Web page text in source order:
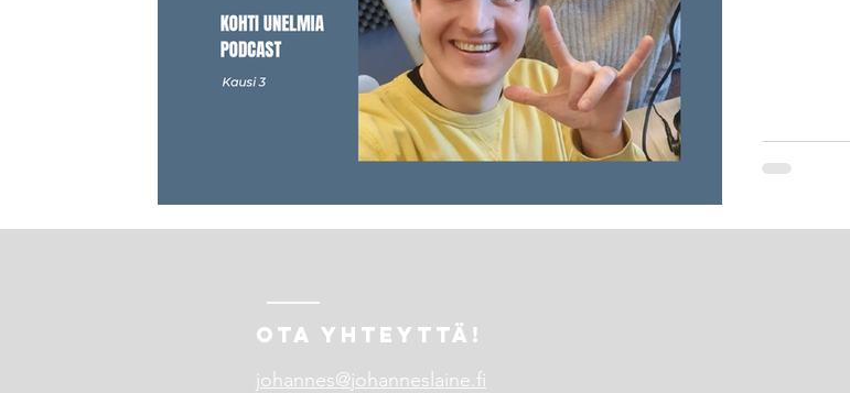
OTA YHTEYTTÄ!
johannes@johanneslaine.fi